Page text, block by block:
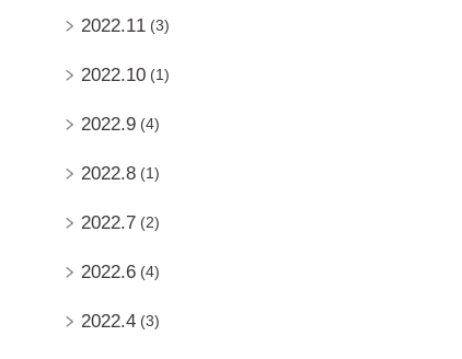
2022.11 (3)
2022.10 (1)
2022.9 (4)
2022.8 (1)
2022.7 (2)
2022.6 (4)
2022.4 (3)